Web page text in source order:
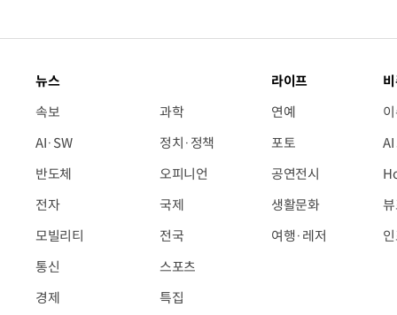
뉴스
속보
AI·SW
반도체
전자
모빌리티
통신
경제
과학
정치·정책
오피니언
국제
전국
스포츠
특집
라이프
연예
포토
공연전시
생활문화
여행·레저